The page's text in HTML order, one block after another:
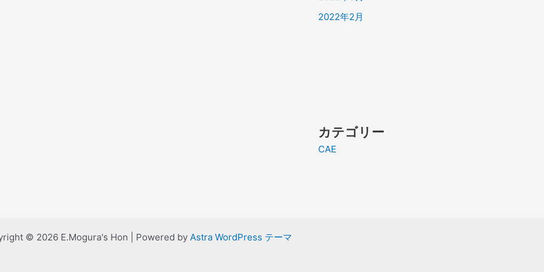
2022年2月
カテゴリー
CAE
© 2026 E.Mogura's Hon | Powered by Astra WordPress テーマ